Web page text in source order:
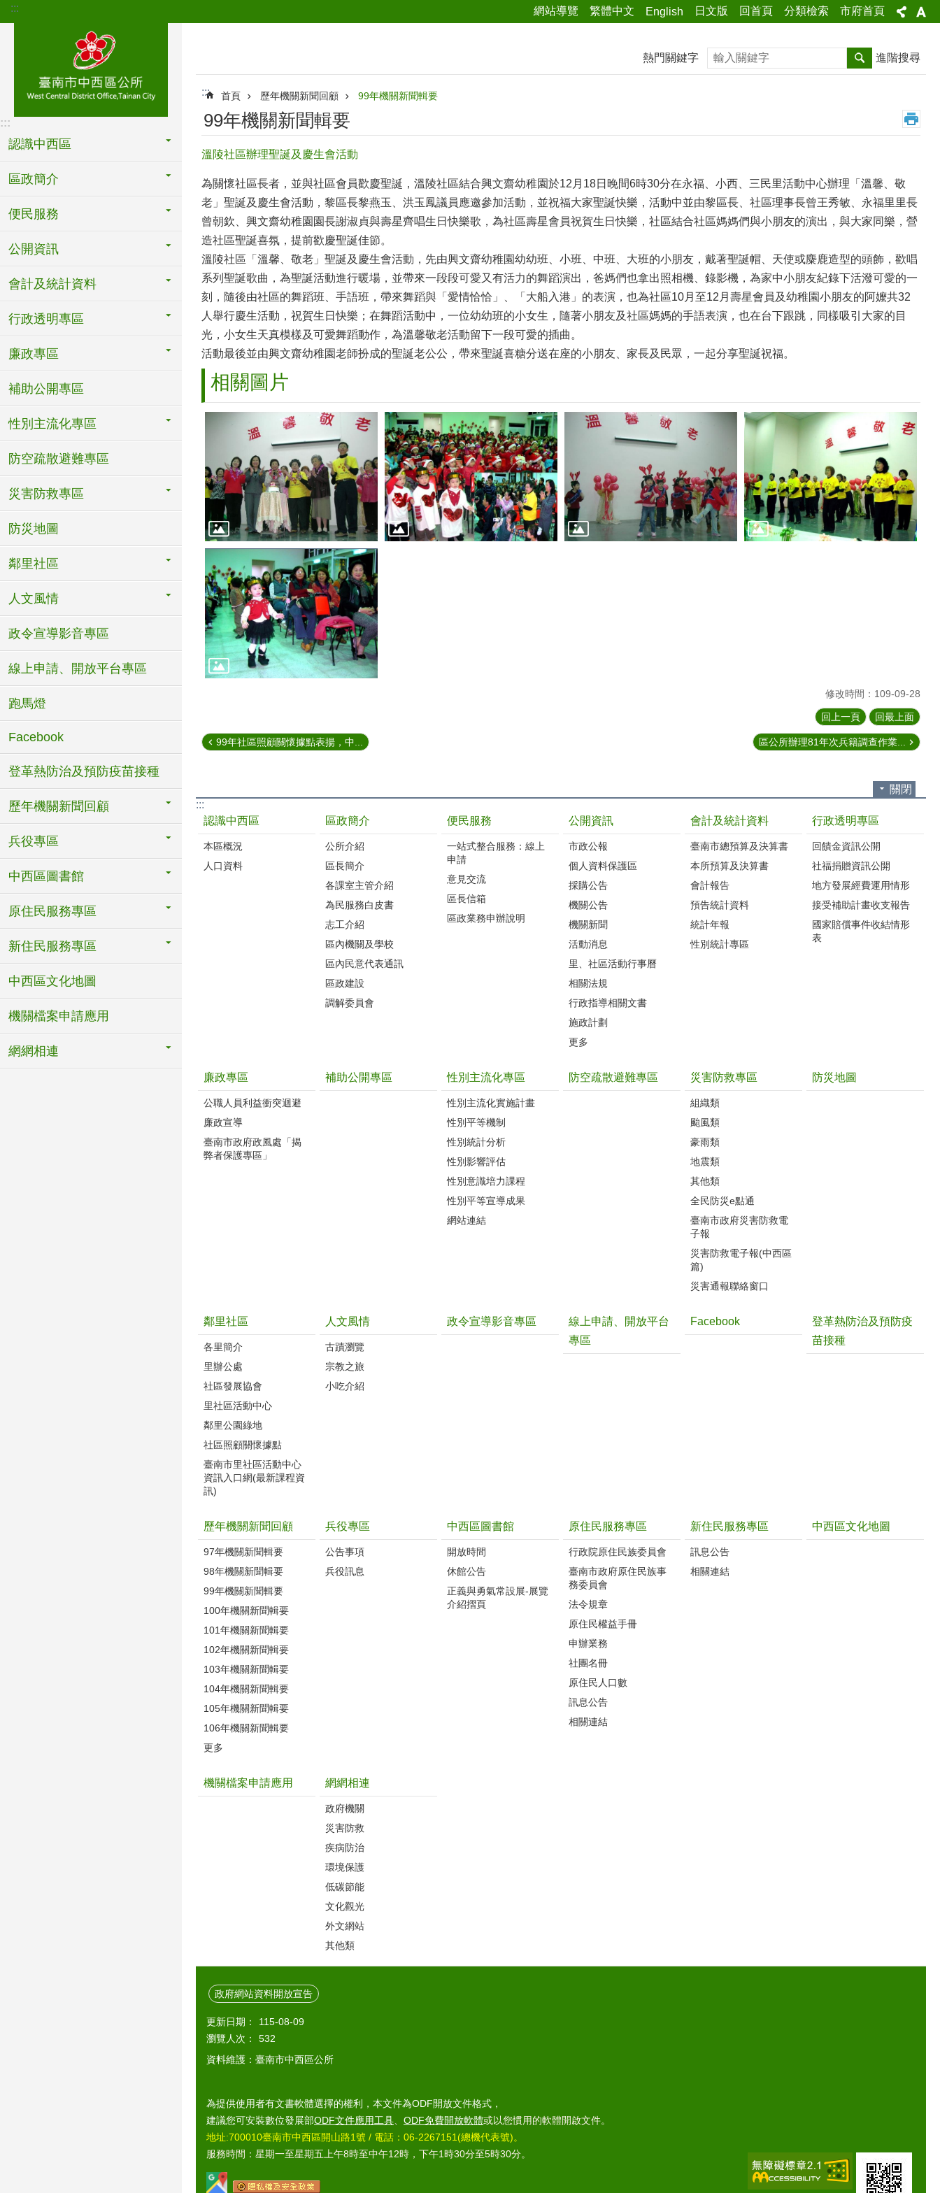
跳到主要內容區塊
::: 網站導覽 繁體中文 English 日文版 回首頁 分類檢索 市府首頁
:::
認識中西區
區政簡介
便民服務
公開資訊
會計及統計資料
行政透明專區
廉政專區
補助公開專區
性別主流化專區
防空疏散避難專區
災害防救專區
防災地圖
鄰里社區
人文風情
政令宣導影音專區
線上申請、開放平台專區
跑馬燈
Facebook
登革熱防治及預防疫苗接種
歷年機關新聞回顧
兵役專區
中西區圖書館
原住民服務專區
新住民服務專區
中西區文化地圖
機關檔案申請應用
網網相連
熱門關鍵字 搜尋 進階搜尋
::: 首頁 歷年機關新聞回顧 99年機關新聞輯要
99年機關新聞輯要
溫陵社區辦理聖誕及慶生會活動
為關懷社區長者，並與社區會員歡慶聖誕，溫陵社區結合興文齋幼稚園於12月18日晚間6時30分在永福、小西、三民里活動中心辦理「溫馨、敬
老」聖誕及慶生會活動，黎區長黎燕玉、洪玉鳳議員應邀參加活動，並祝福大家聖誕快樂，活動中並由黎區長、社區理事長曾王秀敏、永福里里長
曾朝欽、興文齋幼稚園園長謝淑貞與壽星齊唱生日快樂歌，為社區壽星會員祝賀生日快樂，社區結合社區媽媽們與小朋友的演出，與大家同樂，營
造社區聖誕喜氛，提前歡慶聖誕佳節。
溫陵社區「溫馨、敬老」聖誕及慶生會活動，先由興文齋幼稚園幼幼班、小班、中班、大班的小朋友，戴著聖誕帽、天使或麋鹿造型的頭飾，歡唱
系列聖誕歌曲，為聖誕活動進行暖場，並帶來一段段可愛又有活力的舞蹈演出，爸媽們也拿出照相機、錄影機，為家中小朋友紀錄下活潑可愛的一
刻，隨後由社區的舞蹈班、手語班，帶來舞蹈與「愛情恰恰」、「大船入港」的表演，也為社區10月至12月壽星會員及幼稚園小朋友的阿嬤共32
人舉行慶生活動，祝賀生日快樂；在舞蹈活動中，一位幼幼班的小女生，隨著小朋友及社區媽媽的手語表演，也在台下跟跳，同樣吸引大家的目
光，小女生天真模樣及可愛舞蹈動作，為溫馨敬老活動留下一段可愛的插曲。
活動最後並由興文齋幼稚園老師扮成的聖誕老公公，帶來聖誕喜糖分送在座的小朋友、家長及民眾，一起分享聖誕祝福。
相關圖片
修改時間：109-09-28
回上一頁 回最上面
99年社區照顧關懷據點表揚，中... 區公所辦理81年次兵籍調查作業...
關閉
:::
認識中西區
本區概況
人口資料
區政簡介
公所介紹
區長簡介
各課室主管介紹
為民服務白皮書
志工介紹
區內機關及學校
區內民意代表通訊
區政建設
調解委員會
便民服務
一站式整合服務：線上
申請
意見交流
區長信箱
區政業務申辦說明
公開資訊
市政公報
個人資料保護區
採購公告
機關公告
機關新聞
活動消息
里、社區活動行事曆
相關法規
行政指導相關文書
施政計劃
更多
會計及統計資料
臺南市總預算及決算書
本所預算及決算書
會計報告
預告統計資料
統計年報
性別統計專區
行政透明專區
回饋金資訊公開
社福捐贈資訊公開
地方發展經費運用情形
接受補助計畫收支報告
國家賠償事件收結情形
表
廉政專區
公職人員利益衝突迴避
廉政宣導
臺南市政府政風處「揭
弊者保護專區」
補助公開專區 性別主流化專區
性別主流化實施計畫
性別平等機制
性別統計分析
性別影響評估
性別意識培力課程
性別平等宣導成果
網站連結
防空疏散避難專區 災害防救專區
組織類
颱風類
豪雨類
地震類
其他類
全民防災e點通
臺南市政府災害防救電
子報
災害防救電子報(中西區
篇)
災害通報聯絡窗口
防災地圖
鄰里社區
各里簡介
里辦公處
社區發展協會
里社區活動中心
鄰里公園綠地
社區照顧關懷據點
臺南市里社區活動中心
資訊入口網(最新課程資
訊)
人文風情
古蹟瀏覽
宗教之旅
小吃介紹
政令宣導影音專區
線上申請、開放平台
專區
Facebook
登革熱防治及預防疫
苗接種
歷年機關新聞回顧
97年機關新聞輯要
98年機關新聞輯要
99年機關新聞輯要
100年機關新聞輯要
101年機關新聞輯要
102年機關新聞輯要
103年機關新聞輯要
104年機關新聞輯要
105年機關新聞輯要
106年機關新聞輯要
更多
兵役專區
公告事項
兵役訊息
中西區圖書館
開放時間
休館公告
正義與勇氣常設展-展覽
介紹摺頁
原住民服務專區
行政院原住民族委員會
臺南市政府原住民族事
務委員會
法令規章
原住民權益手冊
申辦業務
社團名冊
原住民人口數
訊息公告
相關連結
新住民服務專區
訊息公告
相關連結
中西區文化地圖
機關檔案申請應用 網網相連
政府機關
災害防救
疾病防治
環境保護
低碳節能
文化觀光
外文網站
其他類
政府網站資料開放宣告
更新日期：
115-08-09
瀏覽人次：
532
資料維護：臺南市中西區公所
為提供使用者有文書軟體選擇的權利，本文件為ODF開放文件格式，
建議您可安裝數位發展部ODF文件應用工具 ODF免費開放軟體或以您慣用的軟體開啟文件。
地址:700010臺南市中西區開山路1號 / 電話：06-2267151(總機代表號)。
服務時間：星期一至星期五上午8時至中午12時，下午1時30分至5時30分。